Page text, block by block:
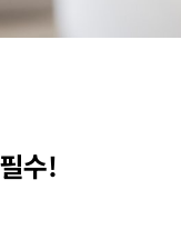
수!